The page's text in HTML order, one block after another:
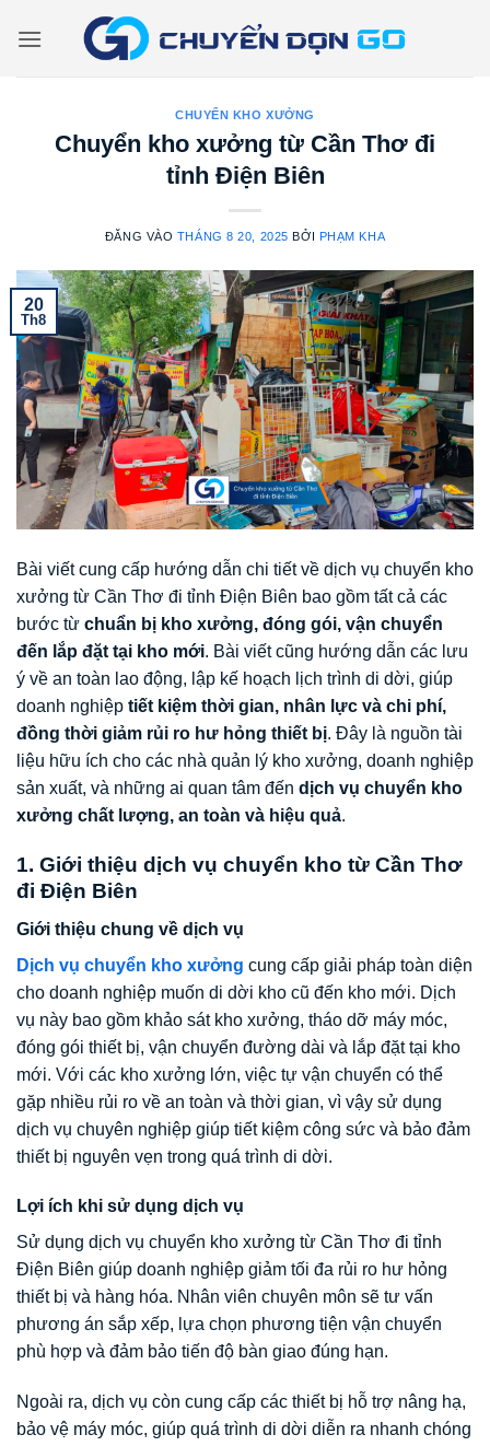
qua
CHUYỂN KHO XƯỞNG
Chuyển kho xưởng từ Cần Thơ đi
tỉnh Điện Biên
ĐĂNG VÀO THÁNG 8 20, 2025 BỞI PHẠM KHA
20
Th8
Bài viết cung cấp hướng dẫn chi tiết về dịch vụ chuyển kho
xưởng từ Cần Thơ đi tỉnh Điện Biên bao gồm tất cả các
bước từ chuẩn bị kho xưởng, đóng gói, vận chuyển
đến lắp đặt tại kho mới. Bài viết cũng hướng dẫn các lưu
ý về an toàn lao động, lập kế hoạch lịch trình di dời, giúp
doanh nghiệp tiết kiệm thời gian, nhân lực và chi phí,
đồng thời giảm rủi ro hư hỏng thiết bị. Đây là nguồn tài
liệu hữu ích cho các nhà quản lý kho xưởng, doanh nghiệp
sản xuất, và những ai quan tâm đến dịch vụ chuyển kho
xưởng chất lượng, an toàn và hiệu quả.
1. Giới thiệu dịch vụ chuyển kho từ Cần Thơ
đi Điện Biên
Giới thiệu chung về dịch vụ
Dịch vụ chuyển kho xưởng cung cấp giải pháp toàn diện
cho doanh nghiệp muốn di dời kho cũ đến kho mới. Dịch
vụ này bao gồm khảo sát kho xưởng, tháo dỡ máy móc,
đóng gói thiết bị, vận chuyển đường dài và lắp đặt tại kho
mới. Với các kho xưởng lớn, việc tự vận chuyển có thể
gặp nhiều rủi ro về an toàn và thời gian, vì vậy sử dụng
dịch vụ chuyên nghiệp giúp tiết kiệm công sức và bảo đảm
thiết bị nguyên vẹn trong quá trình di dời.
Lợi ích khi sử dụng dịch vụ
Sử dụng dịch vụ chuyển kho xưởng từ Cần Thơ đi tỉnh
Điện Biên giúp doanh nghiệp giảm tối đa rủi ro hư hỏng
thiết bị và hàng hóa. Nhân viên chuyên môn sẽ tư vấn
phương án sắp xếp, lựa chọn phương tiện vận chuyển
phù hợp và đảm bảo tiến độ bàn giao đúng hạn.
Ngoài ra, dịch vụ còn cung cấp các thiết bị hỗ trợ nâng hạ,
bảo vệ máy móc, giúp quá trình di dời diễn ra nhanh chóng